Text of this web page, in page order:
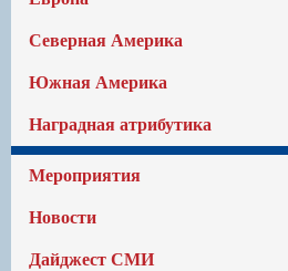
Северная Америка
Южная Америка
Наградная атрибутика
Мероприятия
Новости
Дайджест СМИ